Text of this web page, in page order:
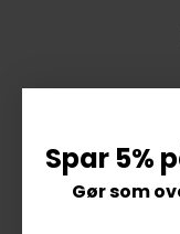
Spar 5%
Gør som